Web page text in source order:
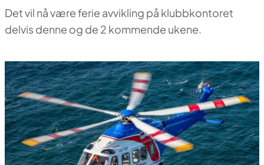
Det vil nå være ferie avvikling på klubbkontoret
delvis denne og de 2 kommende ukene.